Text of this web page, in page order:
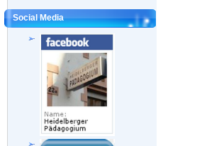
Social Media